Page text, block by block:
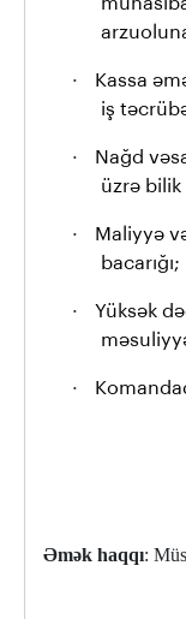
·
Kassa
iş
·
Nağd
üzrə bilik
·
Maliyyə
bacarığı;
·
Yüksək
·
Əmək haqqı: